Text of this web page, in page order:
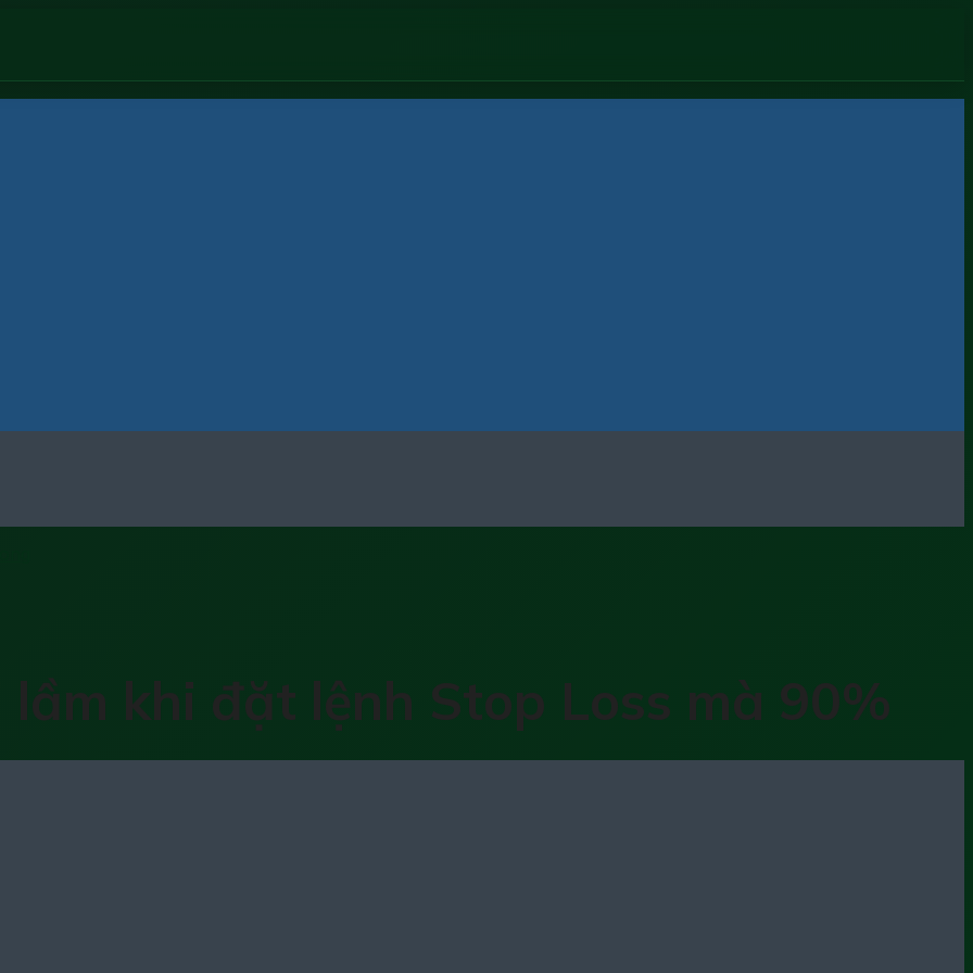
lầm khi đặt lệnh Stop Loss mà 90%
lại đảo chiều đi theo xu hướng đã dự đoán. Đó là bởi vì bạn mắc phải một